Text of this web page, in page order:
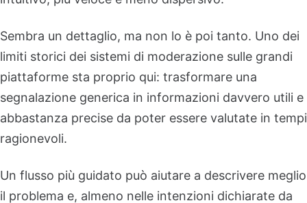
Sembra un dettaglio, ma non lo è poi tanto. Uno dei
limiti storici dei sistemi di moderazione sulle grandi
piattaforme sta proprio qui: trasformare una
segnalazione generica in informazioni davvero utili e
abbastanza precise da poter essere valutate in tempi
ragionevoli.
Un flusso più guidato può aiutare a descrivere meglio
il problema e, almeno nelle intenzioni dichiarate da